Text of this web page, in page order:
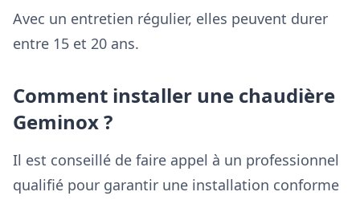
Avec un entretien régulier, elles peuvent durer
entre 15 et 20 ans.
Comment installer une chaudière
Geminox ?
Il est conseillé de faire appel à un professionnel
qualifié pour garantir une installation conforme